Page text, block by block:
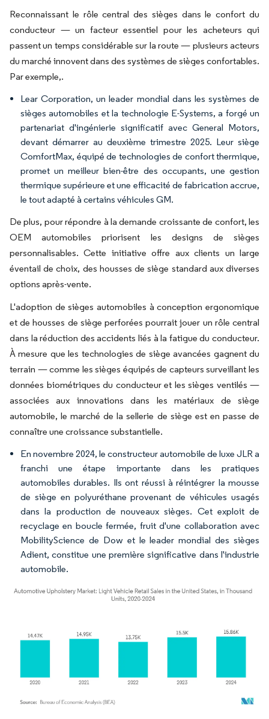
Reconnaissant le rôle central des sièges dans le confort du
conducteur — un facteur essentiel pour les acheteurs qui
passent un temps considérable sur la route — plusieurs acteurs
du marché innovent dans des systèmes de sièges confortables.
Par exemple,.
Lear Corporation, un leader mondial dans les systèmes de
sièges automobiles et la technologie E-Systems, a forgé un
partenariat d'ingénierie significatif avec General Motors,
devant démarrer au deuxième trimestre 2025. Leur siège
ComfortMax, équipé de technologies de confort thermique,
promet un meilleur bien-être des occupants, une gestion
thermique supérieure et une efficacité de fabrication accrue,
le tout adapté à certains véhicules GM.
De plus, pour répondre à la demande croissante de confort, les
OEM automobiles priorisent les designs de sièges
personnalisables. Cette initiative offre aux clients un large
éventail de choix, des housses de siège standard aux diverses
options après-vente.
L'adoption de sièges automobiles à conception ergonomique
et de housses de siège perforées pourrait jouer un rôle central
dans la réduction des accidents liés à la fatigue du conducteur.
À mesure que les technologies de siège avancées gagnent du
terrain — comme les sièges équipés de capteurs surveillant les
données biométriques du conducteur et les sièges ventilés —
associées aux innovations dans les matériaux de siège
automobile, le marché de la sellerie de siège est en passe de
connaître une croissance substantielle.
En novembre 2024, le constructeur automobile de luxe JLR a
franchi une étape importante dans les pratiques
automobiles durables. Ils ont réussi à réintégrer la mousse
de siège en polyuréthane provenant de véhicules usagés
dans la production de nouveaux sièges. Cet exploit de
recyclage en boucle fermée, fruit d'une collaboration avec
MobilityScience de Dow et le leader mondial des sièges
Adient, constitue une première significative dans l'industrie
automobile.